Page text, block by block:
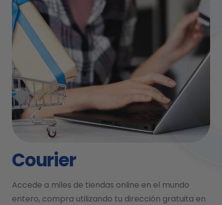
Courier
Accede a miles de tiendas online en el mundo
entero, compra utilizando tu dirección gratuita en